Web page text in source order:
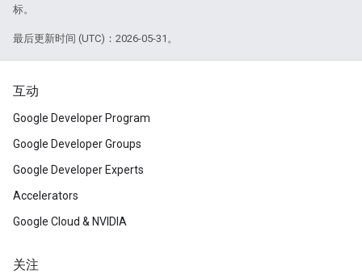
标。
最后更新时间 (UTC)：2026-05-31。
互动
Google Developer Program
Google Developer Groups
Google Developer Experts
Accelerators
Google Cloud & NVIDIA
关注